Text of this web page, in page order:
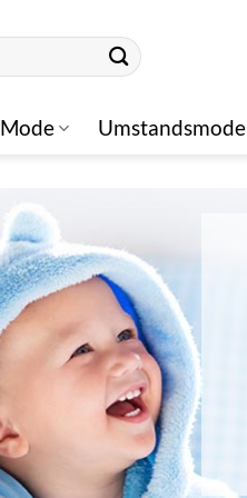
Mode Umstandsmode